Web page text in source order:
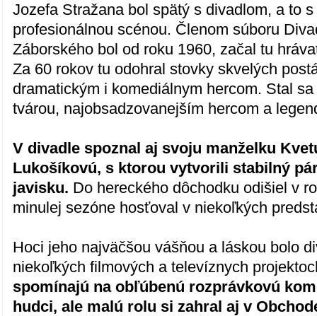
Jozefa Stražana bol spätý s divadlom, a to
profesionálnou scénou. Členom súboru
Záborského bol od roku 1960, začal tu
Za 60 rokov tu odohral stovky skvelých
dramatickým i komediálnym hercom. Stal
tvárou, najobsadzovanejším hercom a
V divadle spoznal aj svoju manželku
Lukošíkovú, s ktorou vytvorili stabilný
javisku. Do hereckého dôchodku odišiel v
minulej sezóne hosťoval v niekoľkých
Hoci jeho najväčšou vášňou a láskou bolo
niekoľkých filmových a televíznych
spomínajú na obľúbenú rozprávkovú
hudci, ale malú rolu si zahral aj v